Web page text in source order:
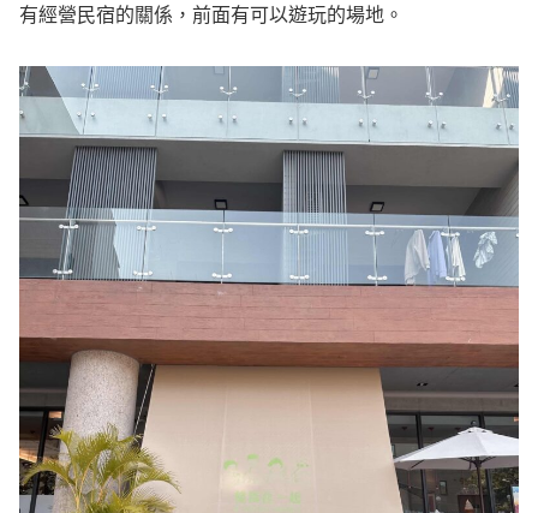
有經營民宿的關係，前面有可以遊玩的場地。